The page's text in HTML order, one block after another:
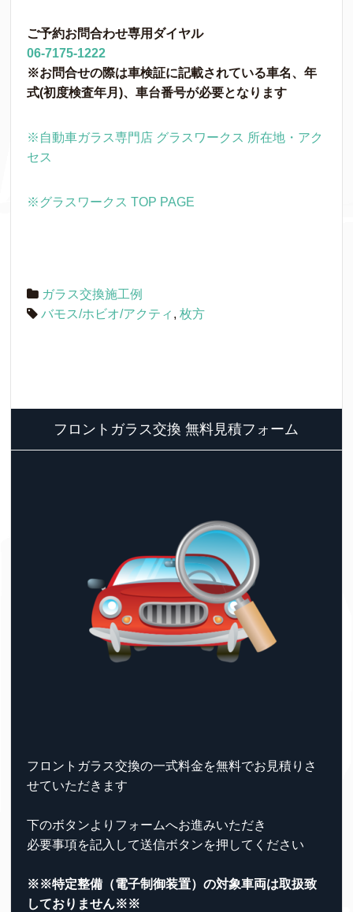
ご予約お問合わせ専用ダイヤル
06-7175-1222
※お問合せの際は車検証に記載されている車名、年
式(初度検査年月)、車台番号が必要となります
※自動車ガラス専門店 グラスワークス 所在地・アク
セス
※グラスワークス TOP PAGE
ガラス交換施工例
バモス/ホビオ/アクティ ,枚方
フロントガラス交換 無料見積フォーム
フロントガラス交換の一式料金を無料でお見積りさ
せていただきます
下のボタンよりフォームへお進みいただき
必要事項を記入して送信ボタンを押してください
※※特定整備（電⼦制御装置）の対象車両は取扱致
しておりません※※